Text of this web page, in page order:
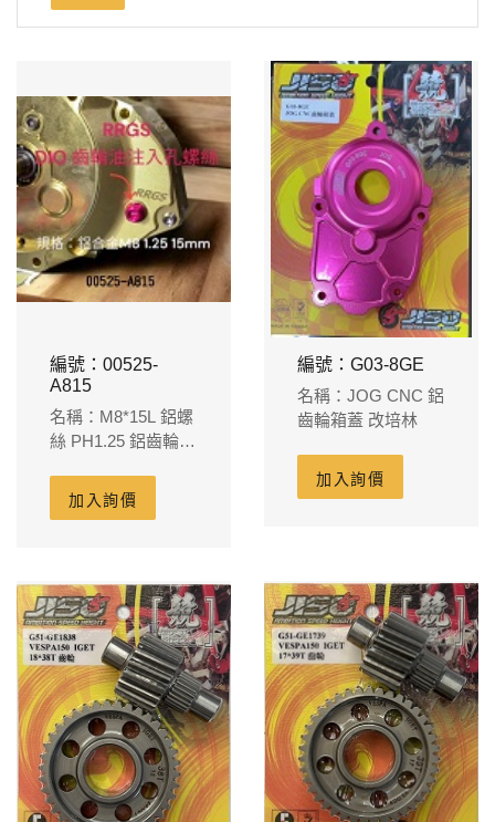
編號：00525-
A815
名稱：M8*15L 鋁螺
絲 PH1.25 鋁齒輪箱
加入詢價
編號：G03-8GE
名稱：JOG CNC 鋁
齒輪箱蓋 改培林
加入詢價